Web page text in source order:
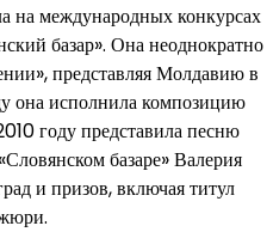
на международных конкурсах
базар». Она неоднократно
представляя Молдавию в
она исполнила композицию
году представила песню
базаре» Валерия
и призов, включая титул